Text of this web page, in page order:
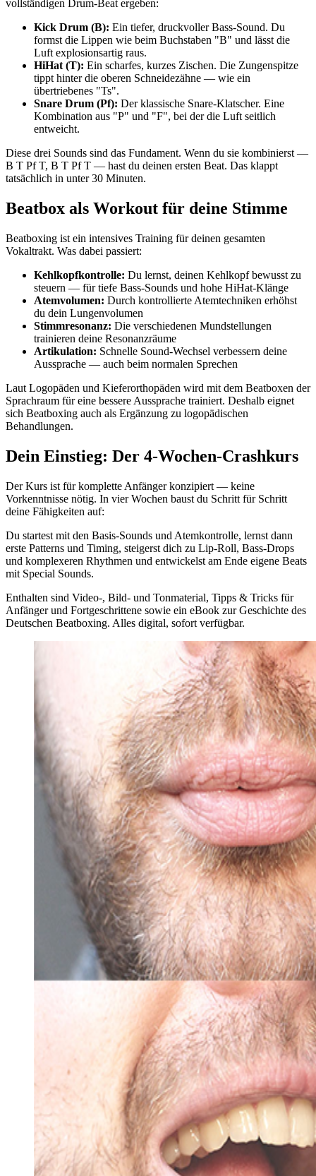
vollständigen Drum-Beat ergeben:
Kick Drum (B): Ein tiefer, druckvoller Bass-Sound. Du
formst die Lippen wie beim Buchstaben "B" und lässt die
Luft explosionsartig raus.
HiHat (T): Ein scharfes, kurzes Zischen. Die Zungenspitze
tippt hinter die oberen Schneidezähne — wie ein
übertriebenes "Ts".
Snare Drum (Pf): Der klassische Snare-Klatscher. Eine
Kombination aus "P" und "F", bei der die Luft seitlich
entweicht.
Diese drei Sounds sind das Fundament. Wenn du sie kombinierst —
B T Pf T, B T Pf T — hast du deinen ersten Beat. Das klappt
tatsächlich in unter 30 Minuten.
Beatbox als Workout für deine Stimme
Beatboxing ist ein intensives Training für deinen gesamten
Vokaltrakt. Was dabei passiert:
Kehlkopfkontrolle: Du lernst, deinen Kehlkopf bewusst zu
steuern — für tiefe Bass-Sounds und hohe HiHat-Klänge
Atemvolumen: Durch kontrollierte Atemtechniken erhöhst
du dein Lungenvolumen
Stimmresonanz: Die verschiedenen Mundstellungen
trainieren deine Resonanzräume
Artikulation: Schnelle Sound-Wechsel verbessern deine
Aussprache — auch beim normalen Sprechen
Laut Logopäden und Kieferorthopäden wird mit dem Beatboxen der
Sprachraum für eine bessere Aussprache trainiert. Deshalb eignet
sich Beatboxing auch als Ergänzung zu logopädischen
Behandlungen.
Dein Einstieg: Der 4-Wochen-Crashkurs
Der Kurs ist für komplette Anfänger konzipiert — keine
Vorkenntnisse nötig. In vier Wochen baust du Schritt für Schritt
deine Fähigkeiten auf:
Du startest mit den Basis-Sounds und Atemkontrolle, lernst dann
erste Patterns und Timing, steigerst dich zu Lip-Roll, Bass-Drops
und komplexeren Rhythmen und entwickelst am Ende eigene Beats
mit Special Sounds.
Enthalten sind Video-, Bild- und Tonmaterial, Tipps & Tricks für
Anfänger und Fortgeschrittene sowie ein eBook zur Geschichte des
Deutschen Beatboxing. Alles digital, sofort verfügbar.